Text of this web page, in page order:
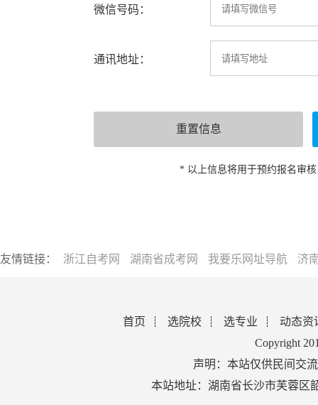
微信号码：
通讯地址：
* 以上信息将用于预约报名审
友情链接： 浙江自考网 湖南省成考网 我要乐网址导航 济
首页 选院校 选专业
动态资
Copyright
声明：本站仅供民间交
本站地址：湖南省长沙市芙蓉区